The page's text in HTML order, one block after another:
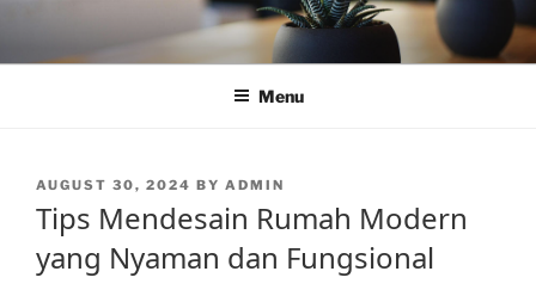
content
Menu
POSTED
ON
AUGUST 30, 2024 BY ADMIN
Tips Mendesain Rumah Modern
yang Nyaman dan Fungsional